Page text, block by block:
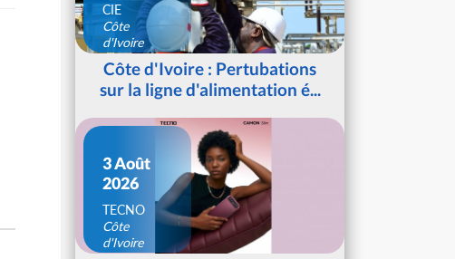
CIE
Côte
d'Ivoire
Côte d'Ivoire : Pertubations
sur la ligne d'alimentation é...
3 Août
2026
TECNO
Côte
d'Ivoire